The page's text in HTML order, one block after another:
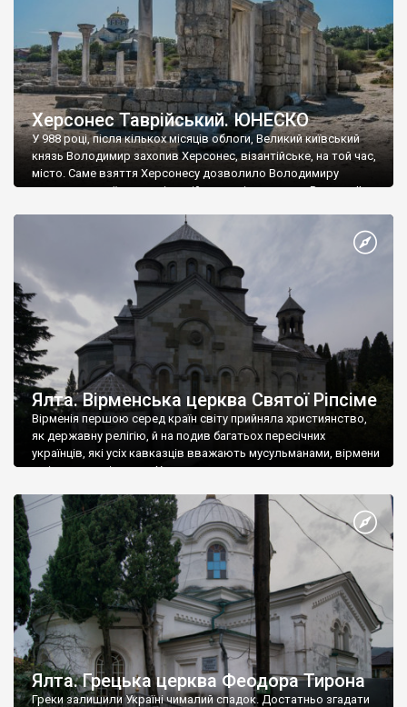
Херсонес Таврійський. ЮНЕСКО
У 988 році, після кількох місяців облоги, Великий київський
князь Володимир захопив Херсонес, візантійське, на той час,
місто. Саме взяття Херсонесу дозволило Володимиру
диктувати свої умови візантійському імператору Василю ІІ, та
Херсонесі Володимир-язичник, став Василем-християнином.
А потім було Хрещення Русі. На честь Херсонесу Таврійського
Ялта. Вірменська церква Святої Ріпсіме
Вірменія першою серед країн світу прийняла християнство,
як державну релігію, й на подив багатьох пересічних
українців, які усіх кавказців вважають мусульманами, вірмени
є відданими вірянами Христа
Ялта. Грецька церква Феодора Тирона
Греки залишили Україні чималий спадок. Достатньо згадати